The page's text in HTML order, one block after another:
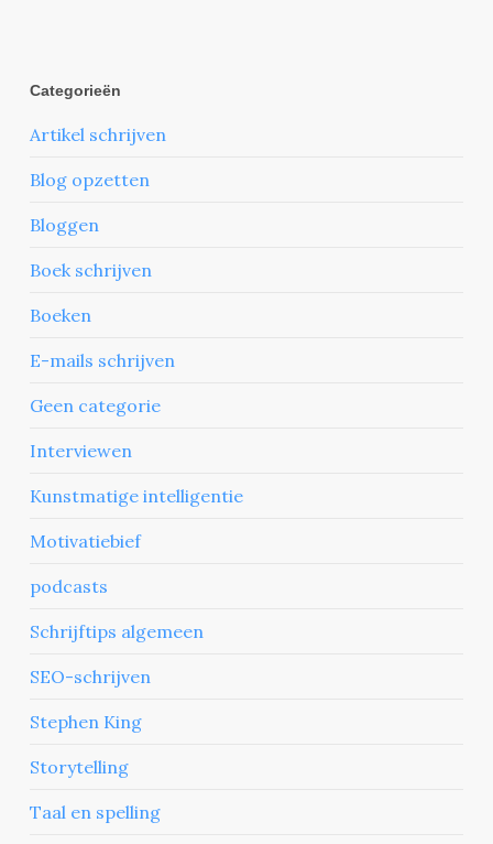
Categorieën
Artikel schrijven
Blog opzetten
Bloggen
Boek schrijven
Boeken
E-mails schrijven
Geen categorie
Interviewen
Kunstmatige intelligentie
Motivatiebief
podcasts
Schrijftips algemeen
SEO-schrijven
Stephen King
Storytelling
Taal en spelling